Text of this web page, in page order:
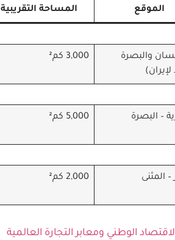
الموقع المساحة التقريبية
والبصرة
3,000 كم²
– البصرة 5,000 كم²
المثنى 2,000 كم²
الوطني ومعابر التجارة العالمية